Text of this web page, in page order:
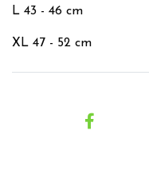
L 43 - 46 cm
XL 47 - 52 cm